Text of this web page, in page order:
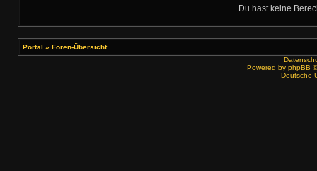
Du hast keine
Portal » Foren-Übersicht
Powered by phpBB
Deutsche